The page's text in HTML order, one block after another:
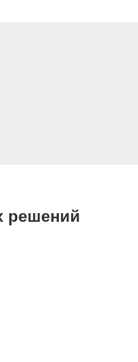
решений